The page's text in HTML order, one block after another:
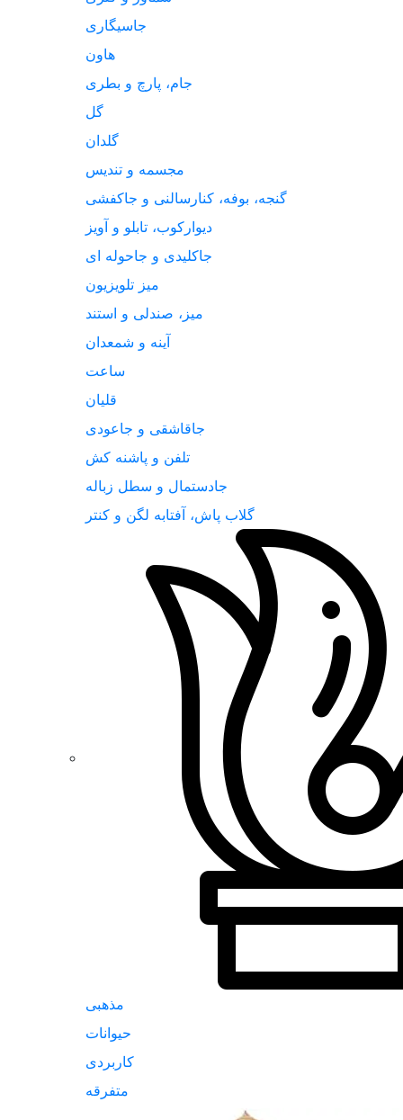
جاسیگاری
هاون
جام، پارچ و بطری
گل
گلدان
مجسمه و تندیس
گنجه، بوفه، کنارسالنی و جاکفشی
دیوارکوب، تابلو و آویز
جاکلیدی و جاحوله ای
میز تلویزیون
میز، صندلی و استند
آینه و شمعدان
ساعت
قلیان
جاقاشقی و جاعودی
تلفن و پاشنه کش
جادستمال و سطل زباله
گلاب پاش، آفتابه لگن و کنتر
مذهبی
حیوانات
کاربردی
متفرقه